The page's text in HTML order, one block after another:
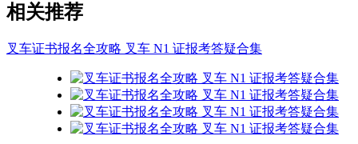
相关推荐
叉车证书报名全攻略 叉车 N1 证报考答疑合集